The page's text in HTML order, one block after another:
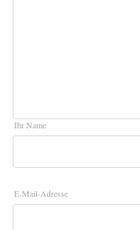
Ihr Name
E-Mail-Adresse